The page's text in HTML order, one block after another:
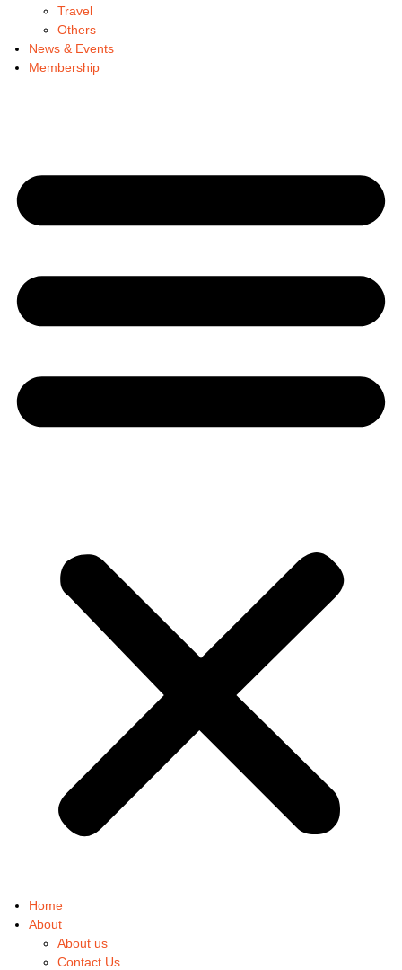
Travel
Others
News & Events
Membership
Home
About
About us
Contact Us